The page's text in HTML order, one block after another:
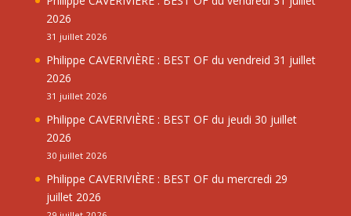
2026
31 juillet 2026
Philippe CAVERIVIÈRE : BEST OF du vendreid 31 juillet
2026
31 juillet 2026
Philippe CAVERIVIÈRE : BEST OF du jeudi 30 juillet
2026
30 juillet 2026
Philippe CAVERIVIÈRE : BEST OF du mercredi 29
juillet 2026